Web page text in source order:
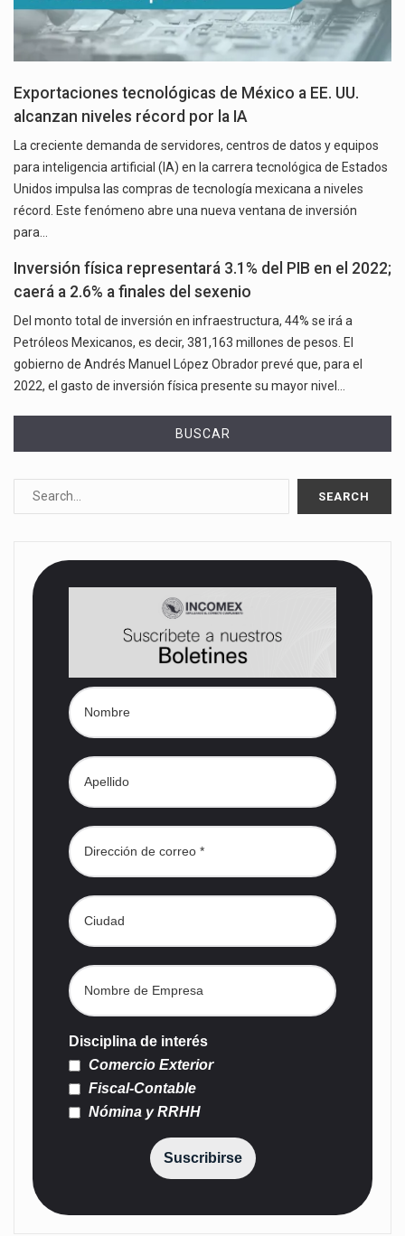
Exportaciones tecnológicas de México a EE. UU.
alcanzan niveles récord por la IA
La creciente demanda de servidores, centros de datos y equipos
para inteligencia artificial (IA) en la carrera tecnológica de Estados
Unidos impulsa las compras de tecnología mexicana a niveles
récord. Este fenómeno abre una nueva ventana de inversión
para…
Inversión física representará 3.1% del PIB en el 2022;
caerá a 2.6% a finales del sexenio
Del monto total de inversión en infraestructura, 44% se irá a
Petróleos Mexicanos, es decir, 381,163 millones de pesos. El
gobierno de Andrés Manuel López Obrador prevé que, para el
2022, el gasto de inversión física presente su mayor nivel…
BUSCAR
Disciplina de interés
Comercio Exterior
Fiscal-Contable
Nómina y RRHH
Suscribirse